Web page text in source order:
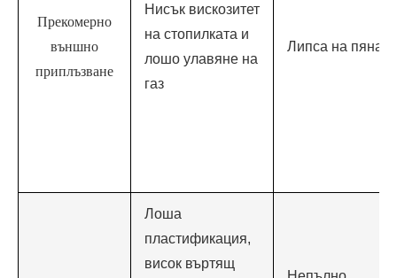
Прекомерно
външно
приплъзване
Нисък вискозитет
на стопилката и
лошо улавяне на
газ
Липса на пяна
Лоша
пластификация,
висок въртящ